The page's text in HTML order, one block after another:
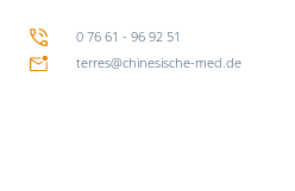
0 76 61 - 96 92 51
terres@chinesische-med.de